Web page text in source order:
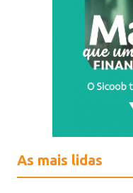
As mais lidas